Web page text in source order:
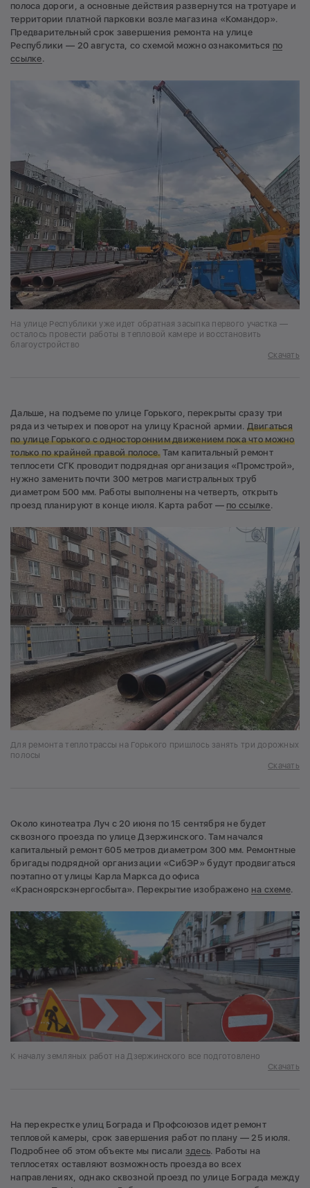
полоса дороги, а основные действия развернутся на тротуаре и
территории платной парковки возле магазина «Командор».
Предварительный срок завершения ремонта на улице
Республики — 20 августа, со схемой можно ознакомиться по
ссылке.
На улице Республики уже идет обратная засыпка первого участка —
осталось провести работы в тепловой камере и восстановить
благоустройство
Скачать
Дальше, на подъеме по улице Горького, перекрыты сразу три
ряда из четырех и поворот на улицу Красной армии. Двигаться
по улице Горького с односторонним движением пока что можно
только по крайней правой полосе.Там капитальный ремонт
теплосети СГК проводит подрядная организация «Промстрой»,
нужно заменить почти 300 метров магистральных труб
диаметром 500 мм. Работы выполнены на четверть, открыть
проезд планируют в конце июля. Карта работ — по ссылке.
Для ремонта теплотрассы на Горького пришлось занять три дорожных
полосы
Скачать
Около кинотеатра Луч с 20 июня по 15 сентября не будет
сквозного проезда по улице Дзержинского. Там начался
капитальный ремонт 605 метров диаметром 300 мм. Ремонтные
бригады подрядной организации «СибЭР» будут продвигаться
поэтапно от улицы Карла Маркса до офиса
«Красноярскэнергосбыта». Перекрытие изображено на схеме.
К началу земляных работ на Дзержинского все подготовлено
Скачать
На перекрестке улиц Бограда и Профсоюзов идет ремонт
тепловой камеры, срок завершения работ по плану — 25 июля.
Подробнее об этом объекте мы писали здесь. Работы на
теплосетях оставляют возможность проезда во всех
направлениях, однако сквозной проезд по улице Бограда между